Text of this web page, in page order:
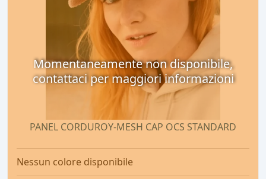
Momentaneamente non disponibile,
contattaci per maggiori informazioni
PANEL CORDUROY-MESH CAP OCS STANDARD
Nessun colore disponibile